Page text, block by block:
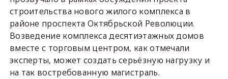
строительства нового жилого комплекса в
районе проспекта Октябрьской Революции.
Возведение комплекса десятиэтажных домов
вместе с торговым центром, как отмечали
эксперты, может создать серьёзную нагрузку и
на так востребованную магистраль.